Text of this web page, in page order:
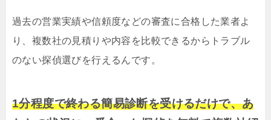
過去の営業実績や信頼度などの審査に合格した業者よ
り、複数社の見積りや内容を比較できるからトラブル
のない探偵選びを行えるんです。
1分程度で終わる簡易診断を受けるだけで、あ